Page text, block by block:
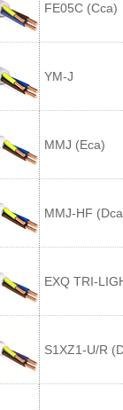
FE05C (Cca)
YM-J
MMJ (Eca)
MMJ-HF
EXQ TRI-
S1XZ1-U/R